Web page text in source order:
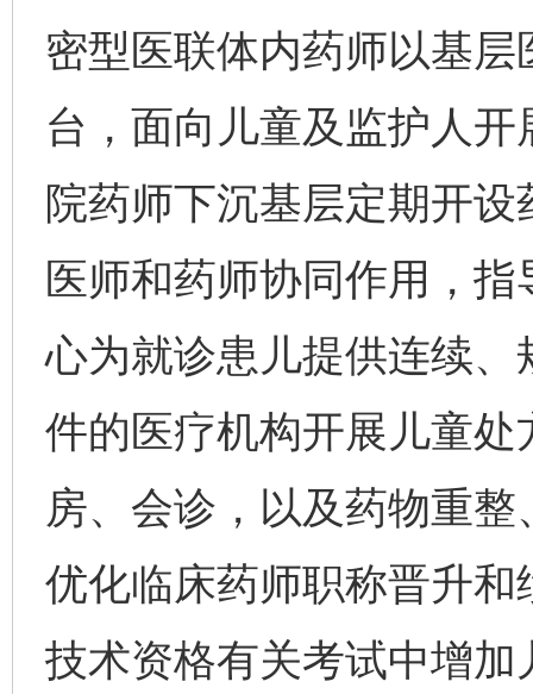
密型医联体内药师以基
台，面向儿童及监护人
院药师下沉基层定期开
医师和药师协同作用，
心为就诊患儿提供连续
件的医疗机构开展儿童
房、会诊，以及药物重
优化临床药师职称晋升
技术资格有关考试中增